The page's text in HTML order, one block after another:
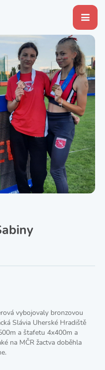
vybojovaly bronzovou
Slávia Uherské Hradiště
a štafetu 4x400m a
na MČR žactva doběhla